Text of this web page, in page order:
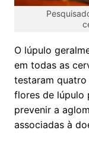
O lúpulo
em todas as
testaram
flores de lúpulo
prevenir a
associadas à